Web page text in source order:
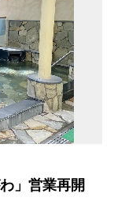
」営業再開